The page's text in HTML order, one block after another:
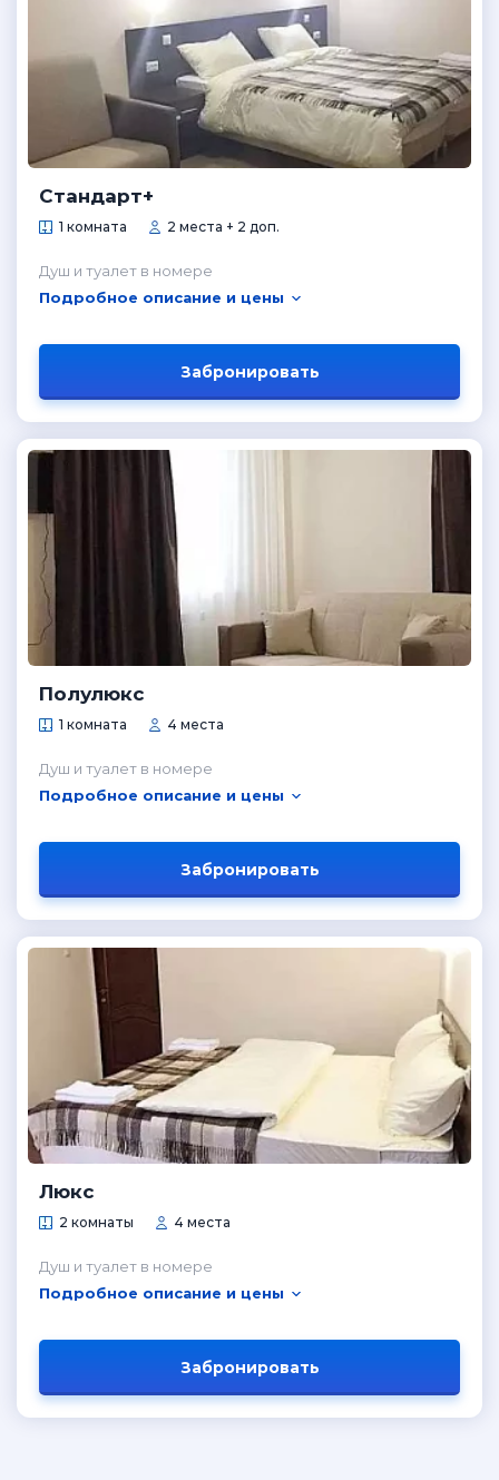
Стандарт+
1 комната 2 места + 2 доп.
Душ и туалет в номере
Подробное описание и цены
Забронировать
Полулюкс
1 комната 4 места
Душ и туалет в номере
Подробное описание и цены
Забронировать
Люкс
2 комнаты 4 места
Душ и туалет в номере
Подробное описание и цены
Забронировать